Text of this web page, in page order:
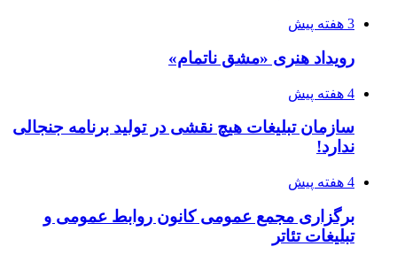
3 هفته پیش
رویداد هنری «مشق ناتمام»
4 هفته پیش
سازمان تبلیغات هیچ نقشی در تولید برنامه جنجالی
ندارد!
4 هفته پیش
برگزاری مجمع عمومی کانون روابط عمومی و
تبلیغات تئاتر